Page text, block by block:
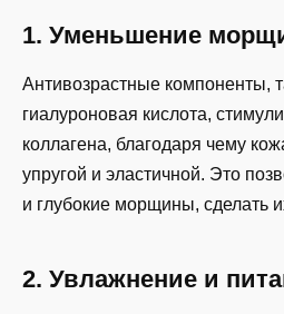
1. Уменьшение
Антивозрастные компоненты,
гиалуроновая кислота,
коллагена, благодаря чему
упругой и эластичной. Это
и глубокие морщины, сделать
2. Увлажнение и